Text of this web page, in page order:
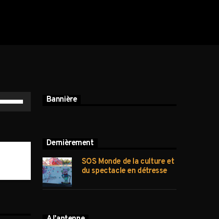
bas
Bannière
Dernièrement
SOS Monde de la culture et
du spectacle en détresse